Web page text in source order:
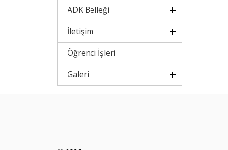
ADK Belleği
İletişim
Öğrenci İşleri
Galeri